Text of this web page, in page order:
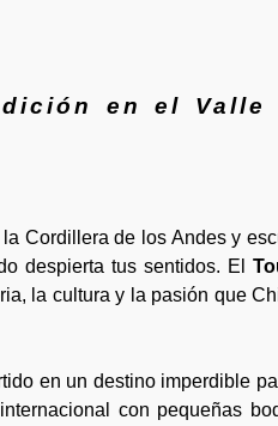
en el Valle
Cordillera de los Andes y
despierta tus sentidos. El
la cultura y la pasión que
en un destino imperdible
con pequeñas